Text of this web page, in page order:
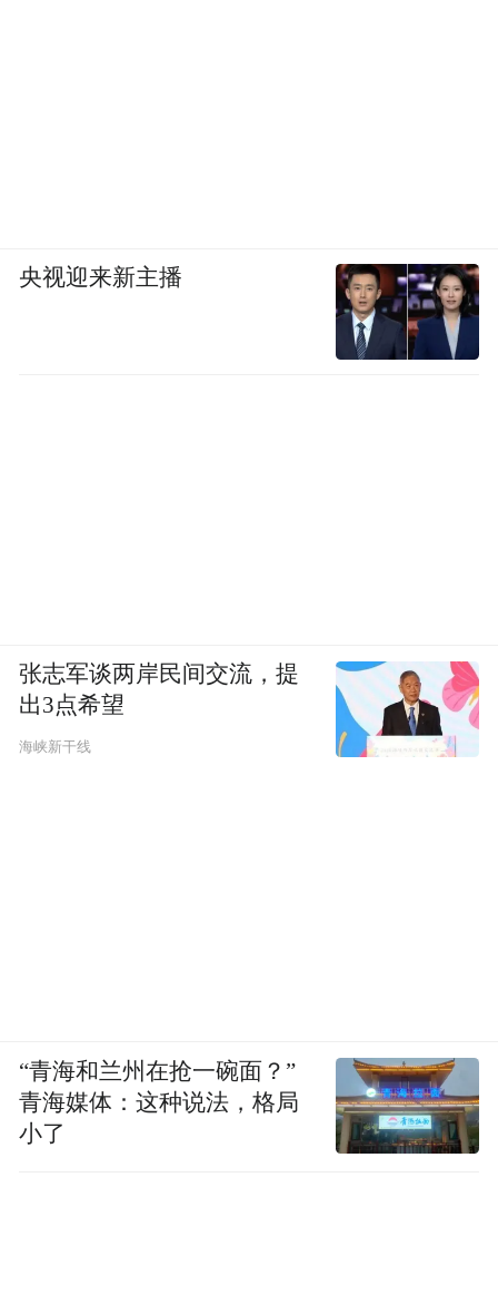
央视迎来新主播
张志军谈两岸民间交流，提
出3点希望
海峡新干线
“青海和兰州在抢一碗面？”
青海媒体：这种说法，格局
小了